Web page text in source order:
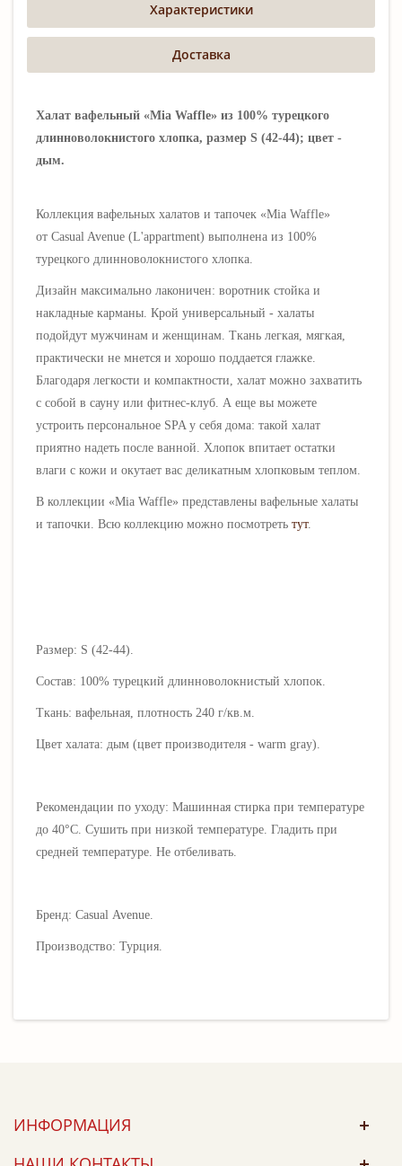
Характеристики
Доставка
Халат вафельный «Mia Waffle» из 100% турецкого
длинноволокнистого хлопка, размер S (42-44); цвет -
дым.
Коллекция вафельных халатов и тапочек «Mia Waffle»
от Casual Avenue (L'appartment) выполнена из 100%
турецкого длинноволокнистого хлопка.
Дизайн максимально лаконичен: воротник стойка и
накладные карманы. Крой универсальный - халаты
подойдут мужчинам и женщинам. Ткань легкая, мягкая,
практически не мнется и хорошо поддается глажке.
Благодаря легкости и компактности, халат можно захватить
с собой в сауну или фитнес-клуб. А еще вы можете
устроить персональное SPA у себя дома: такой халат
приятно надеть после ванной. Хлопок впитает остатки
влаги с кожи и окутает вас деликатным хлопковым теплом.
В коллекции «Mia Waffle» представлены вафельные халаты
и тапочки. Всю коллекцию можно посмотреть тут.
Размер: S (42-44).
Состав: 100% турецкий длинноволокнистый хлопок.
Ткань: вафельная, плотность 240 г/кв.м.
Цвет халата: дым (цвет производителя - warm gray).
Рекомендации по уходу: Машинная стирка при температуре
до 40°С. Сушить при низкой температуре. Гладить при
средней температуре. Не отбеливать.
Бренд: Casual Avenue.
Производство: Турция.
ИНФОРМАЦИЯ